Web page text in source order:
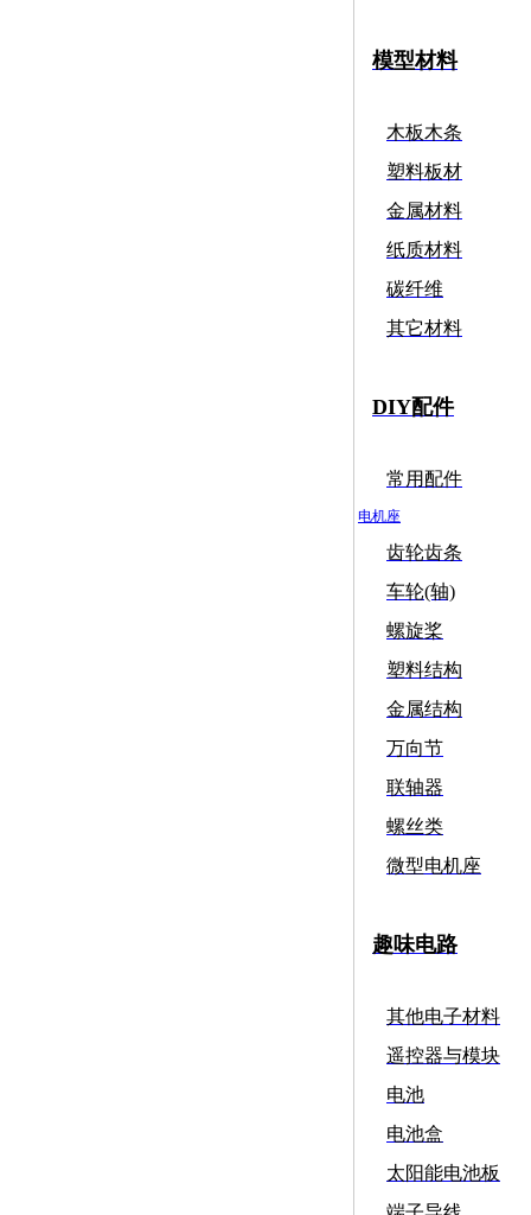
模型材料
木板木条
塑料板材
金属材料
纸质材料
碳纤维
其它材料
DIY配件
常用配件
电机座
齿轮齿条
车轮(轴)
螺旋桨
塑料结构
金属结构
万向节
联轴器
螺丝类
微型电机座
趣味电路
其他电子材料
遥控器与模块
电池
电池盒
太阳能电池板